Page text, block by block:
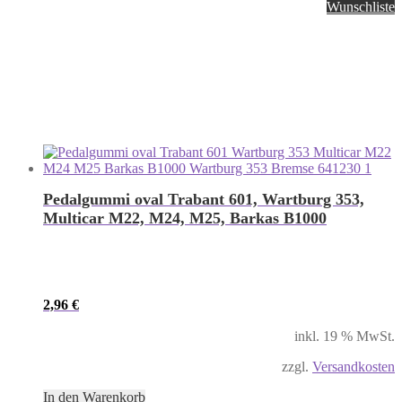
Wunschliste
Pedalgummi oval Trabant 601, Wartburg 353,
Multicar M22, M24, M25, Barkas B1000
2,96 €
inkl. 19 % MwSt.
zzgl. Versandkosten
In den Warenkorb